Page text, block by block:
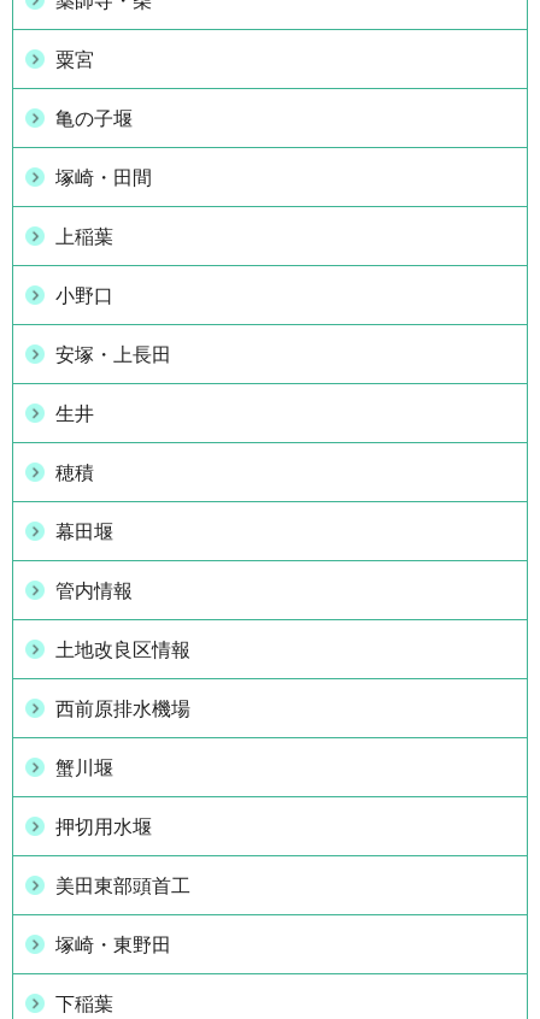
粟宮
亀の子堰
塚崎・田間
上稲葉
小野口
安塚・上長田
生井
穂積
幕田堰
管内情報
土地改良区情報
西前原排水機場
蟹川堰
押切用水堰
美田東部頭首工
塚崎・東野田
下稲葉